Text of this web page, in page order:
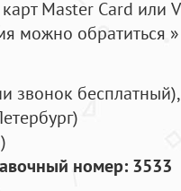
Master Card или
можно обратиться
звонок бесплатный),
номер: 3533